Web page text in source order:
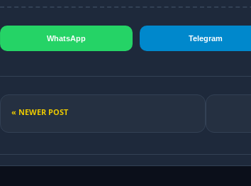
WhatsApp Telegram
« NEWER POST